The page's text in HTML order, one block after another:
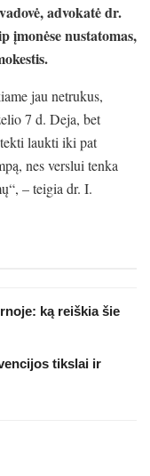
advokatė dr.
įmonėse nustatomas,
jau netrukus,
7 d. Deja, bet
laukti iki pat
nes verslui tenka
– teigia dr. I.
ką reiškia šie
tikslai ir